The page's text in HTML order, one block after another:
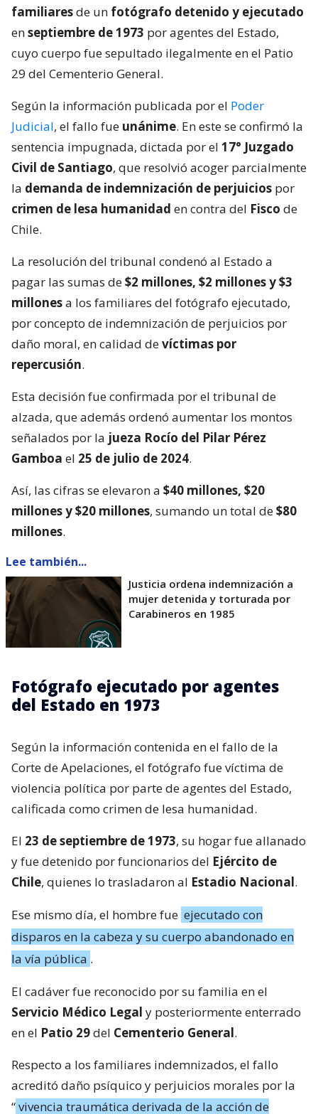
familiaresde un fotógrafo detenido y ejecutado
enseptiembre de 1973 por agentes del Estado,
cuyo cuerpo fue sepultado ilegalmente en el Patio
29 del Cementerio General.
Según la información publicada por el Poder
Judicial, el fallo fue unánime. En este se confirmó la
sentencia impugnada, dictada por el 17° Juzgado
Civil de Santiago, que resolvió acoger parcialmente
la demanda de indemnización de perjuicios por
crimen de lesa humanidad en contra del Fisco de
Chile.
La resolución del tribunal condenó al Estado a
pagar las sumas de$2 millones, $2 millones y $3
millonesa los familiares del fotógrafo ejecutado,
por concepto de indemnización de perjuicios por
daño moral, en calidad devíctimas por
repercusión.
Esta decisión fue confirmada por el tribunal de
alzada, que además ordenó aumentar los montos
señalados por la jueza Rocío del Pilar Pérez
Gamboa el 25 de julio de 2024.
Así, las cifras se elevaron a $40 millones, $20
millones y $20 millones, sumando un total de$80
millones.
Lee también...
Justicia ordena indemnización a
mujer detenida y torturada por
Carabineros en 1985
Fotógrafo ejecutado por agentes
del Estado en 1973
Según la información contenida en el fallo de la
Corte de Apelaciones, el fotógrafo fue víctima de
violencia política por parte de agentes del Estado,
calificada como crimen de lesa humanidad.
El 23 de septiembre de 1973, su hogar fue allanado
y fue detenido por funcionarios del Ejército de
Chile, quienes lo trasladaron al Estadio Nacional.
Ese mismo día, el hombre fue ejecutado con
disparos en la cabeza y su cuerpo abandonado en
la vía pública .
El cadáver fue reconocido por su familia en el
Servicio Médico Legal y posteriormente enterrado
en el Patio 29del Cementerio General.
Respecto a los familiares indemnizados, el fallo
acreditó daño psíquico y perjuicios morales por la
“vivencia traumática derivada de la acción de